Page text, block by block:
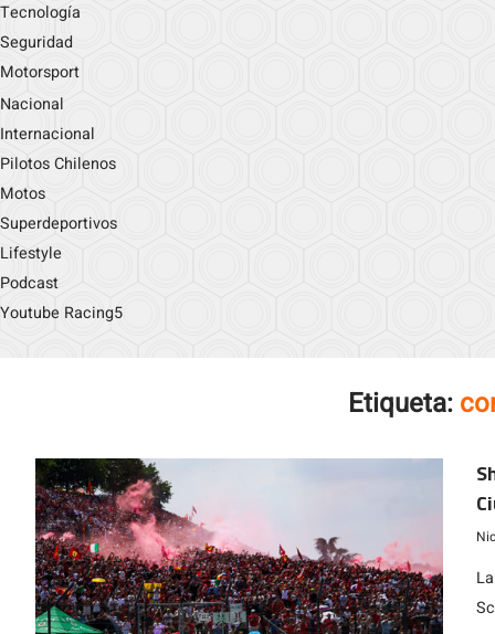
Tecnología
Seguridad
Motorsport
Nacional
Internacional
Pilotos Chilenos
Motos
Superdeportivos
Lifestyle
Podcast
Youtube Racing5
Etiqueta: